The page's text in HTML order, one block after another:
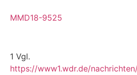
MMD18-9525
1 Vgl.
https://www1.wdr.de/